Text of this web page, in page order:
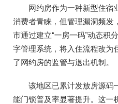
网约房作为一种新型住宿
消费者青睐，但管理漏洞频发
市通过建立“一房一码”动态积
字管理系统，将入住流程改为
了网约房的监管与退出机制。
该地区已累计发放房源码
能门锁普及率显著提升。这一